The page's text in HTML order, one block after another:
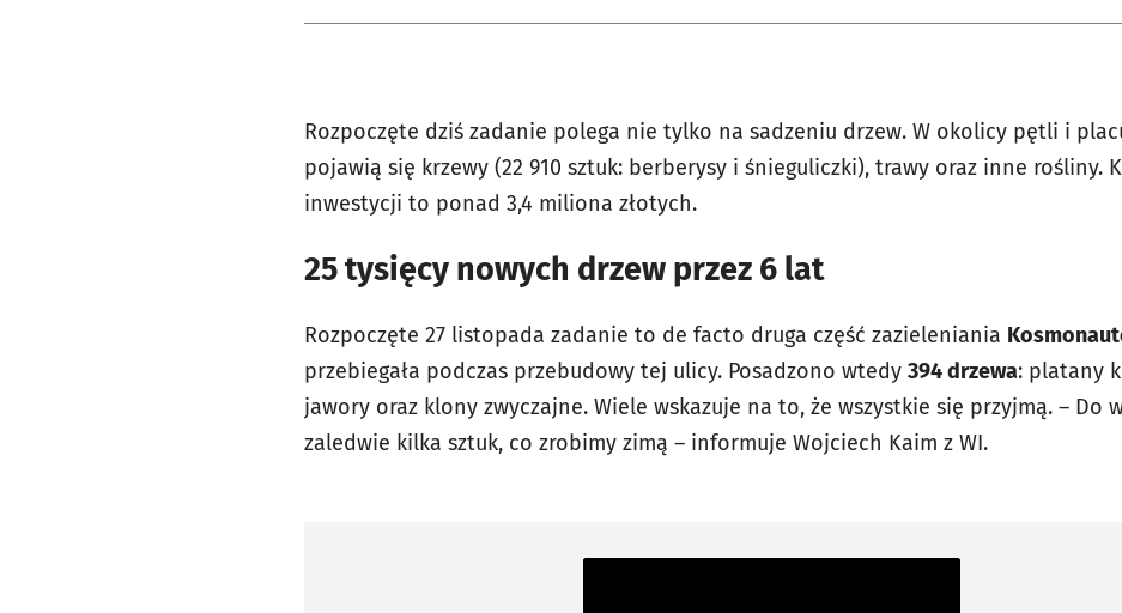
Rozpoczęte dziś zadanie polega nie tylko na sadzeniu drzew. W okolicy pętli i
pojawią się krzewy (22 910 sztuk: berberysy i śnieguliczki), trawy oraz inne rośliny.
inwestycji to ponad 3,4 miliona złotych.
25 tysięcy nowych drzew przez 6 lat
Rozpoczęte 27 listopada zadanie to de facto druga część zazieleniania
przebiegała podczas przebudowy tej ulicy. Posadzono wtedy 394 drzewa: platany
jawory oraz klony zwyczajne. Wiele wskazuje na to, że wszystkie się przyjmą. – Do
zaledwie kilka sztuk, co zrobimy zimą – informuje Wojciech Kaim z WI.